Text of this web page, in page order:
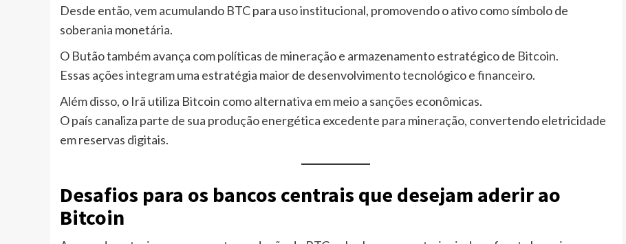
Desde então, vem acumulando BTC para uso institucional, promovendo o ativo como símbolo de
soberania monetária.
O Butão também avança com políticas de mineração e armazenamento estratégico de Bitcoin.
Essas ações integram uma estratégia maior de desenvolvimento tecnológico e financeiro.
Além disso, o Irã utiliza Bitcoin como alternativa em meio a sanções econômicas.
O país canaliza parte de sua produção energética excedente para mineração, convertendo eletricidade
em reservas digitais.
Desafios para os bancos centrais que desejam aderir ao
Bitcoin